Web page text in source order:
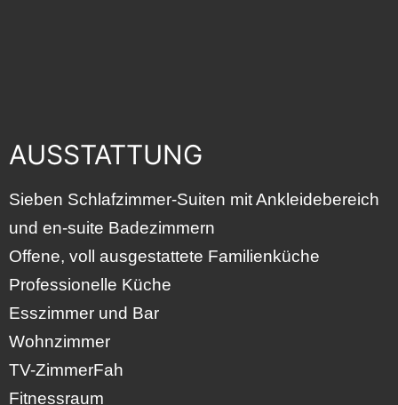
AUSSTATTUNG
Sieben Schlafzimmer-Suiten mit Ankleidebereich
und en-suite Badezimmern
Offene, voll ausgestattete Familienküche
Professionelle Küche
Esszimmer und Bar
Wohnzimmer
TV-ZimmerFah
Fitnessraum